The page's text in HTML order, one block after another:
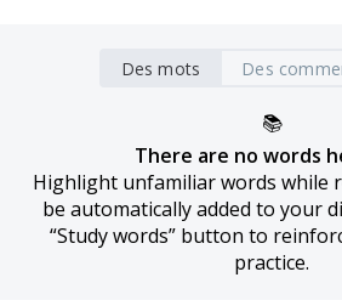
Des mots Des
📚
There are no words
Highlight unfamiliar words while
be automatically added to your
“Study words” button to
practice.